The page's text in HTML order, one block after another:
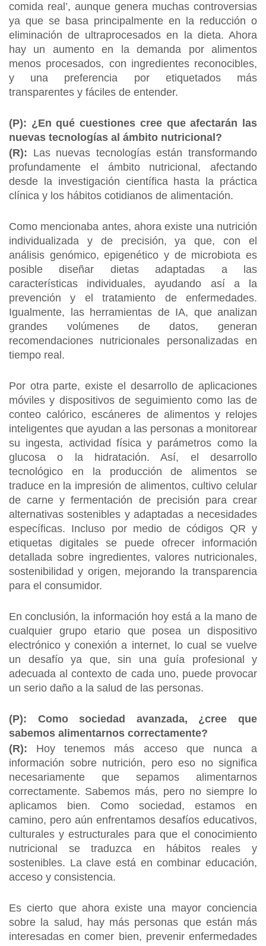
comida real’, aunque genera muchas controversias
ya que se basa principalmente en la reducción o
eliminación de ultraprocesados en la dieta. Ahora
hay un aumento en la demanda por alimentos
menos procesados, con ingredientes reconocibles,
y una preferencia por etiquetados más
transparentes y fáciles de entender.
(P): ¿En qué cuestiones cree que afectarán las
nuevas tecnologías al ámbito nutricional?
(R): Las nuevas tecnologías están transformando
profundamente el ámbito nutricional, afectando
desde la investigación científica hasta la práctica
clínica y los hábitos cotidianos de alimentación.
Como mencionaba antes, ahora existe una nutrición
individualizada y de precisión, ya que, con el
análisis genómico, epigenético y de microbiota es
posible diseñar dietas adaptadas a las
características individuales, ayudando así a la
prevención y el tratamiento de enfermedades.
Igualmente, las herramientas de IA, que analizan
grandes volúmenes de datos, generan
recomendaciones nutricionales personalizadas en
tiempo real.
Por otra parte, existe el desarrollo de aplicaciones
móviles y dispositivos de seguimiento como las de
conteo calórico, escáneres de alimentos y relojes
inteligentes que ayudan a las personas a monitorear
su ingesta, actividad física y parámetros como la
glucosa o la hidratación. Así, el desarrollo
tecnológico en la producción de alimentos se
traduce en la impresión de alimentos, cultivo celular
de carne y fermentación de precisión para crear
alternativas sostenibles y adaptadas a necesidades
específicas. Incluso por medio de códigos QR y
etiquetas digitales se puede ofrecer información
detallada sobre ingredientes, valores nutricionales,
sostenibilidad y origen, mejorando la transparencia
para el consumidor.
En conclusión, la información hoy está a la mano de
cualquier grupo etario que posea un dispositivo
electrónico y conexión a internet, lo cual se vuelve
un desafío ya que, sin una guía profesional y
adecuada al contexto de cada uno, puede provocar
un serio daño a la salud de las personas.
(P): Como sociedad avanzada, ¿cree que
sabemos alimentarnos correctamente?
(R): Hoy tenemos más acceso que nunca a
información sobre nutrición, pero eso no significa
necesariamente que sepamos alimentarnos
correctamente. Sabemos más, pero no siempre lo
aplicamos bien. Como sociedad, estamos en
camino, pero aún enfrentamos desafíos educativos,
culturales y estructurales para que el conocimiento
nutricional se traduzca en hábitos reales y
sostenibles. La clave está en combinar educación,
acceso y consistencia.
Es cierto que ahora existe una mayor conciencia
sobre la salud, hay más personas que están más
interesadas en comer bien, prevenir enfermedades